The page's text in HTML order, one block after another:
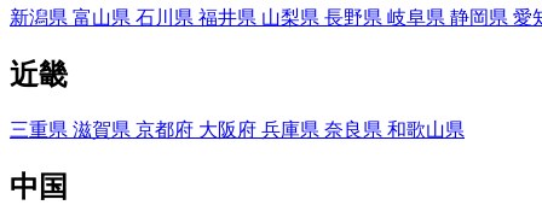
新潟県 富山県 石川県 福井県 山梨県 長野県 岐阜県 静岡県 愛
近畿
三重県 滋賀県 京都府 大阪府 兵庫県 奈良県 和歌山県
中国